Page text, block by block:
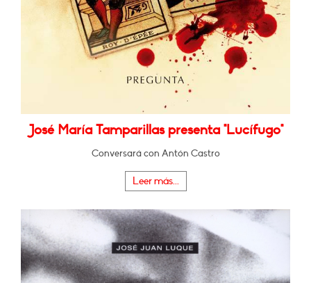
José María Tamparillas presenta "Lucífugo"
Conversará con Antón Castro
Leer más...